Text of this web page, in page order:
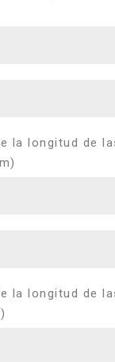
la longitud de
la longitud de